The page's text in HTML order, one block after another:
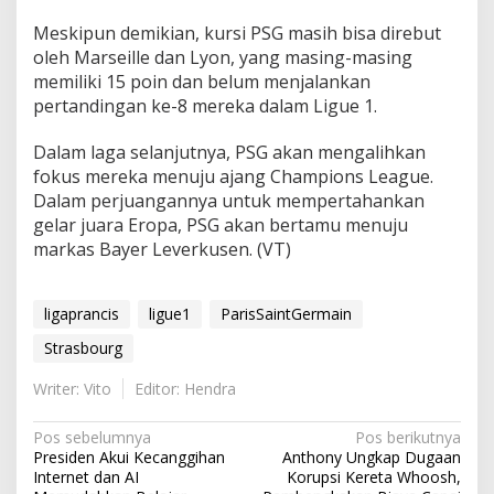
Meskipun demikian, kursi PSG masih bisa direbut
oleh Marseille dan Lyon, yang masing-masing
memiliki 15 poin dan belum menjalankan
pertandingan ke-8 mereka dalam Ligue 1.
Dalam laga selanjutnya, PSG akan mengalihkan
fokus mereka menuju ajang Champions League.
Dalam perjuangannya untuk mempertahankan
gelar juara Eropa, PSG akan bertamu menuju
markas Bayer Leverkusen. (VT)
ligaprancis ligue1
ParisSaintGermain
Strasbourg
Writer: Vito
Editor: Hendra
N
a
Pos sebelumnya
Presiden Akui Kecanggihan
Internet dan AI
Pos berikutnya
Anthony Ungkap Dugaan
Korupsi Kereta Whoosh,